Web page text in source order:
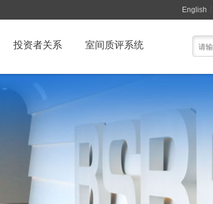
English
投资者关系 室间质评系统